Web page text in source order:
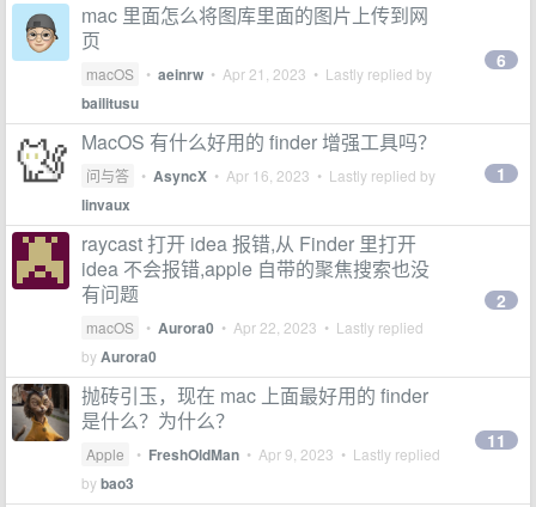
mac 里面怎么将图库里面的图片上传到网
页
macOS • aeinrw • Apr 21, 2023 • Lastly replied by
bailitusu
6
MacOS 有什么好用的 finder 增强工具吗？
问与答 • AsyncX • Apr 16, 2023 • Lastly replied by
linvaux
1
raycast 打开 idea 报错,从 Finder 里打开
idea 不会报错,apple 自带的聚焦搜索也没
有问题
macOS • Aurora0 • Apr 22, 2023 • Lastly replied
byAurora0
2
抛砖引玉，现在 mac 上面最好用的 finder
是什么？为什么？
Apple • FreshOldMan • Apr 9, 2023 • Lastly replied
bybao3
11